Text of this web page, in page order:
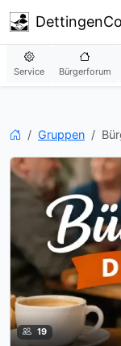
Service Bürgerforum
Startseite
Gruppen
19